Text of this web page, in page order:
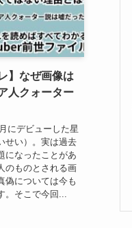
】なぜ画像は
人クォーター
にデビューした星
せい）。実は過去
になったことがあ
のものとされる画
偽については今も
。そこで今回...